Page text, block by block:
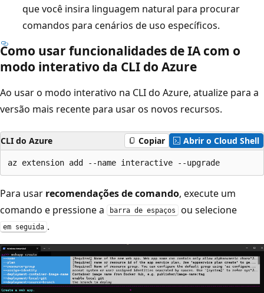
que você insira linguagem natural para procurar
comandos para cenários de uso específicos.
Como usar funcionalidades de IA com o
modo interativo da CLI do Azure
Ao usar o modo interativo na CLI do Azure, atualize para a
versão mais recente para usar os novos recursos.
CLI do Azure Copiar Abrir o Cloud Shell
Para usar recomendações de comando, execute um
comando e pressione a
barra de espaços ou selecione
em seguida .